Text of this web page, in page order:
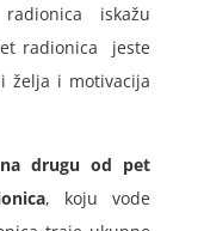
iskažu
radionica jeste
želja i motivacija
na drugu od pet
, koju vode